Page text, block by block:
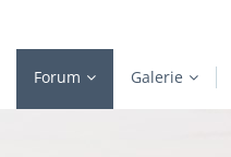
Forum Galerie